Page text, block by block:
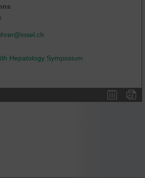
Hepatology Symposium